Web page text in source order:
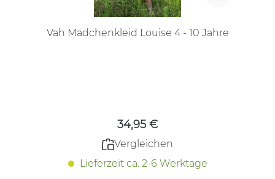
Vah Mädchenkleid Louise 4 - 10 Jahre
34,95 €
Vergleichen
Lieferzeit ca. 2-6 Werktage